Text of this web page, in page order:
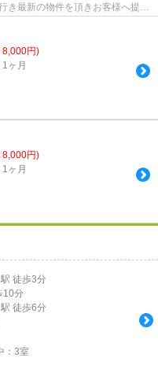
き最新の物件を頂きお客様へ提供
8,000円)
ヶ月
8,000円)
ヶ月
駅 徒歩3分
10分
駅 徒歩6分
3室